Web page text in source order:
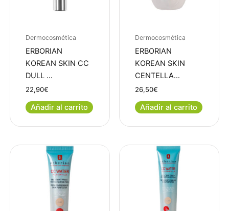
Dermocosmética
ERBORIAN
KOREAN SKIN CC
DULL …
22,90€
Añadir al carrito
Dermocosmética
ERBORIAN
KOREAN SKIN
CENTELLA…
26,50€
Añadir al carrito